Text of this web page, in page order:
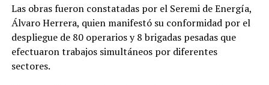
Las obras fueron constatadas por el Seremi de Energía,
Álvaro Herrera, quien manifestó su conformidad por el
despliegue de 80 operarios y 8 brigadas pesadas que
efectuaron trabajos simultáneos por diferentes
sectores.